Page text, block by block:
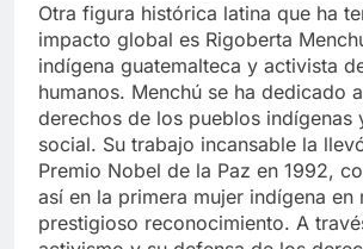
Otra figura histórica latina que ha
impacto global es Rigoberta
indígena guatemalteca y activista
humanos. Menchú se ha dedicado
derechos de los pueblos indígenas
social. Su trabajo incansable la
Premio Nobel de la Paz en 1992,
así en la primera mujer indígena en
prestigioso reconocimiento. A